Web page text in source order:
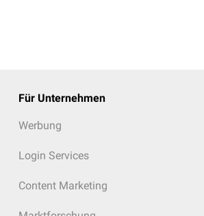
Für Unternehmen
Werbung
Login Services
Content Marketing